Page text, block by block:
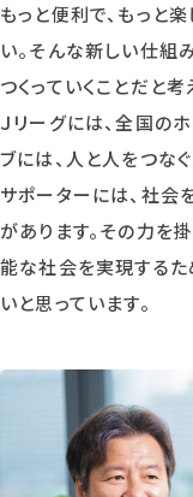
もっと便利で、もっと
い。そんな新しい仕組
つくっていくことだと考
Ｊリーグには、全国の
ブには、人と人をつな
サポーターには、社会
があります。その力を
能な社会を実現する
いと思っています。